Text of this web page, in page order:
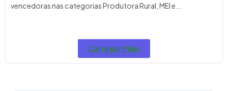
vencedoras nas categorias Produtora Rural, MEI e...
Carregar Mais